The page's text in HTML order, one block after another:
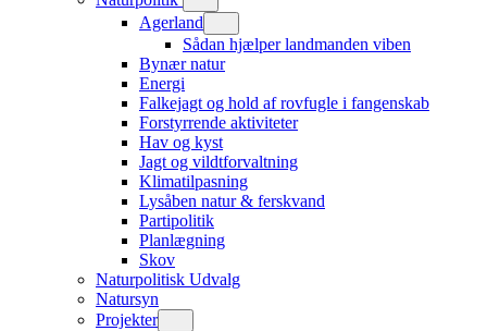
Agerland
Sådan hjælper landmanden viben
Bynær natur
Energi
Falkejagt og hold af rovfugle i fangenskab
Forstyrrende aktiviteter
Hav og kyst
Jagt og vildtforvaltning
Klimatilpasning
Lysåben natur & ferskvand
Partipolitik
Planlægning
Skov
Naturpolitisk Udvalg
Natursyn
Projekter